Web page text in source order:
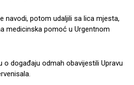
navodi, potom udaljili sa lica mjesta,
medicinska pomoć u Urgentnom
o događaju odmah obavijestili Upravu